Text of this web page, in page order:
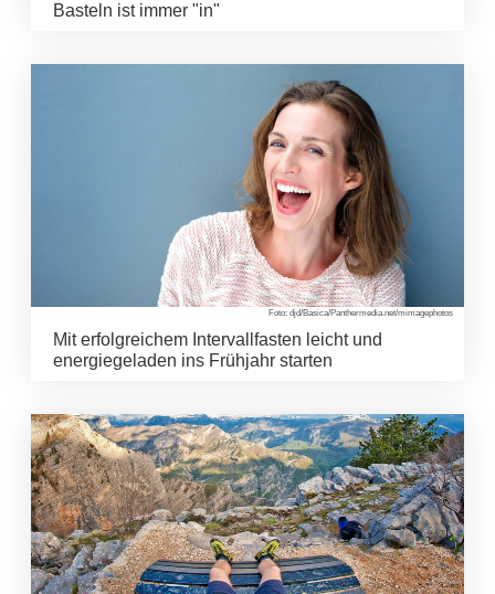
Basteln ist immer "in"
Foto: djd/Basica/Panthermedia.net/mimagephotos
Mit erfolgreichem Intervallfasten leicht und
energiegeladen ins Frühjahr starten